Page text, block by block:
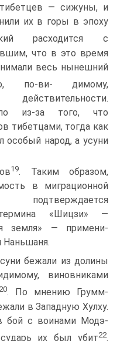
— сижуны, и
их в горы в эпоху
расходит­ся с
что в это время
весь нынешний
ви- димому,
из-за того, что
тибетцами, тогда как
особый народ, а усуни
19. Таким образом,
в миграционной
термина «Шицзи» —
земля» — примени­
Наньшаня.
бежали из долины
виновниками
. По мне­нию Грумм-
в Западную Хулху.
бой с воинами Модэ-
их был убит22.